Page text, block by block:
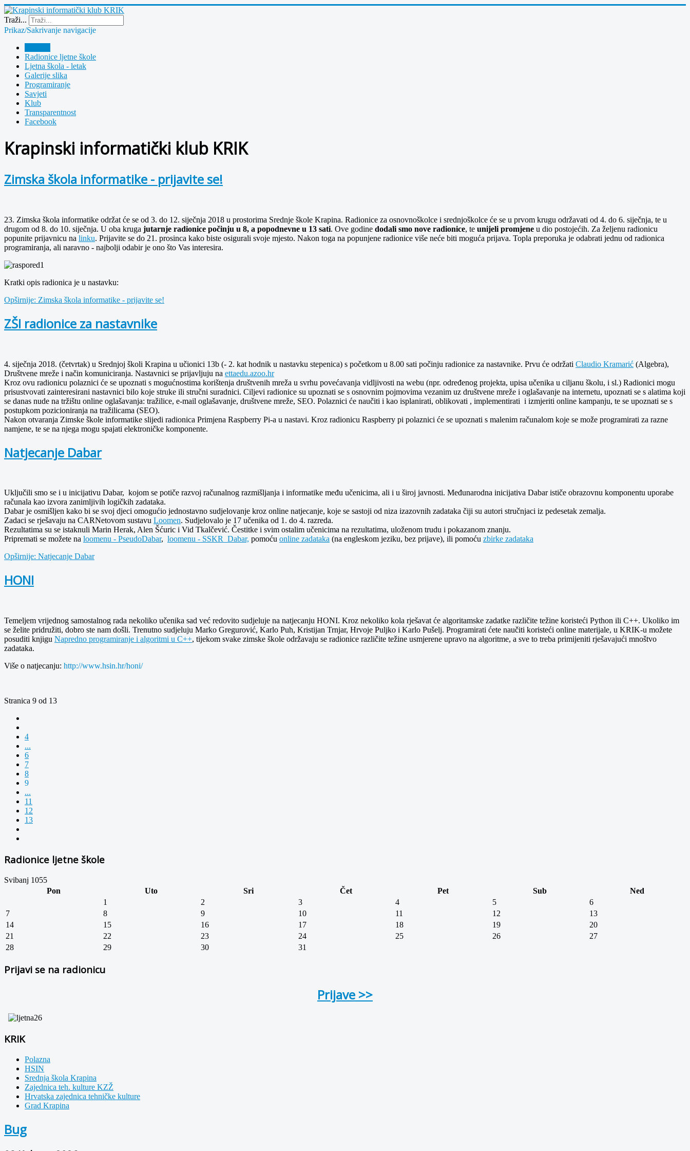
Traži...
Prikaz/Sakrivanje navigacije
Radionice ljetne škole
Ljetna škola - letak
Galerije slika
Programiranje
Savjeti
Klub
Transparentnost
Facebook
Krapinski informatički klub KRIK
Zimska škola informatike - prijavite se!
23. Zimska škola informatike održat će se od 3. do 12. siječnja 2018 u prostorima Srednje škole Krapina. Radionice za osnovnoškolce i srednjoškolce će se u prvom krugu održavati od 4. do 6. siječnja, te u
drugom od 8. do 10. siječnja. U oba kruga jutarnje radionice počinju u 8, a popodnevne u 13 sati. Ove godine dodali smo nove radionice, te unijeli promjene u dio postojećih. Za željenu radionicu
popunite prijavnicu na linku. Prijavite se do 21. prosinca kako biste osigurali svoje mjesto. Nakon toga na popunjene radionice više neće biti moguća prijava. Topla preporuka je odabrati jednu od radionica
programiranja, ali naravno - najbolji odabir je ono što Vas interesira.
Kratki opis radionica je u nastavku:
Opširnije: Zimska škola informatike - prijavite se!
ZŠI radionice za nastavnike
4. siječnja 2018. (četvrtak) u Srednjoj školi Krapina u učionici 13b (- 2. kat hodnik u nastavku stepenica) s početkom u 8.00 sati počinju radionice za nastavnike. Prvu će održati Claudio Kramarić (Algebra),
Društvene mreže i način komuniciranja. Nastavnici se prijavljuju na ettaedu.azoo.hr
Kroz ovu radionicu polaznici će se upoznati s mogućnostima korištenja društvenih mreža u svrhu povećavanja vidljivosti na webu (npr. određenog projekta, upisa učenika u ciljanu školu, i sl.) Radionici mogu
prisustvovati zainteresirani nastavnici bilo koje struke ili stručni suradnici. Ciljevi radionice su upoznati se s osnovnim pojmovima vezanim uz društvene mreže i oglašavanje na internetu, upoznati se s alatima koji
se danas nude na tržištu online oglašavanja: tražilice, e-mail oglašavanje, društvene mreže, SEO. Polaznici će naučiti i kao isplanirati, oblikovati , implementirati i izmjeriti online kampanju, te se upoznati se s
postupkom pozicioniranja na tražilicama (SEO).
Nakon otvaranja Zimske škole informatike slijedi radionica Primjena Raspberry Pi-a u nastavi. Kroz radionicu Raspberry pi polaznici će se upoznati s malenim računalom koje se može programirati za razne
namjene, te se na njega mogu spajati elektroničke komponente.
Natjecanje Dabar
Uključili smo se i u inicijativu Dabar, kojom se potiče razvoj računalnog razmišljanja i informatike među učenicima, ali i u široj javnosti. Međunarodna inicijativa Dabar ističe obrazovnu komponentu uporabe
računala kao izvora zanimljivih logičkih zadataka.
Dabar je osmišljen kako bi se svoj djeci omogućio jednostavno sudjelovanje kroz online natjecanje, koje se sastoji od niza izazovnih zadataka čiji su autori stručnjaci iz pedesetak zemalja.
Zadaci se rješavaju na CARNetovom sustavu Loomen. Sudjelovalo je 17 učenika od 1. do 4. razreda.
Rezultatima su se istaknuli Marin Herak, Alen Šćuric i Vid Tkalčević. Čestitke i svim ostalim učenicima na rezultatima, uloženom trudu i pokazanom znanju.
Pripremati se možete na loomenu - PseudoDabar, loomenu - SSKR_Dabar, pomoću online zadataka (na engleskom jeziku, bez prijave), ili pomoću zbirke zadataka
Opširnije: Natjecanje Dabar
HONI
Temeljem vrijednog samostalnog rada nekoliko učenika sad već redovito sudjeluje na natjecanju HONI. Kroz nekoliko kola rješavat će algoritamske zadatke različite težine koristeći Python ili C++. Ukoliko im
se želite pridružiti, dobro ste nam došli. Trenutno sudjeluju Marko Gregurović, Karlo Puh, Kristijan Trnjar, Hrvoje Puljko i Karlo Pušelj. Programirati ćete naučiti koristeći online materijale, u KRIK-u možete
posuditi knjigu Napredno programiranje i algoritmi u C++, tijekom svake zimske škole održavaju se radionice različite težine usmjerene upravo na algoritme, a sve to treba primijeniti rješavajući mnoštvo
zadataka.
Više o natjecanju: http://www.hsin.hr/honi/
Stranica 9 od 13
4
...
6
7
8
9
...
11
12
13
Radionice ljetne škole
Year
Month
Year
Month
Svibanj 1055
Pon
Uto Sri Čet Pet Sub
Ned
1
2 3 4 5
6
7
8 9 10 11 12
13
14
15 16 17 18 19
20
21
22 23 24 25 26
27
28
29 30 31
Prijavi se na radionicu
Prijave >>
KRIK
Polazna
HSIN
Srednja škola Krapina
Zajednica teh. kulture KZŽ
Hrvatska zajednica tehničke kulture
Grad Krapina
Bug